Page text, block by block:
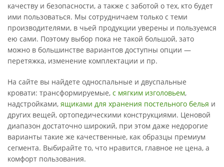
качеству и безопасности, а также с заботой о тех, кто будет
ими пользоваться. Мы сотрудничаем только с теми
производителями, в чьей продукции уверены и пользуемся
ею сами. Поэтому выбор пока не такой большой, зато
можно в большинстве вариантов доступны опции —
перетяжка, изменение комплектации и пр.
На сайте вы найдете односпальные и двуспальные
кровати: трансформируемые, с мягким изголовьем,
надстройками, ящиками для хранения постельного белья и
других вещей, ортопедическими конструкциями. Ценовой
диапазон достаточно широкий, при этом даже недорогие
варианты такие же качественные, как образцы премиум
сегмента. Выбирайте то, что нравится, главное не цена, а
комфорт пользования.